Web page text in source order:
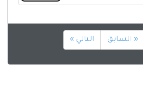
« السابق التالي »